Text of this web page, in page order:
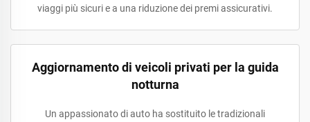
viaggi più sicuri e a una riduzione dei premi assicurativi.
Aggiornamento di veicoli privati per la guida
notturna
Un appassionato di auto ha sostituito le tradizionali